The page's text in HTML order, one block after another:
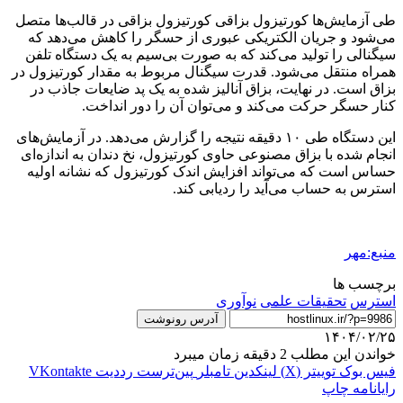
طی آزمایش‌ها کورتیزول بزاقی کورتیزول بزاقی در قالب‌ها متصل
می‌شود و جریان الکتریکی عبوری از حسگر را کاهش می‌دهد که
سیگنالی را تولید می‌کند که به صورت بی‌سیم به یک دستگاه تلفن
همراه منتقل می‌شود. قدرت سیگنال مربوط به مقدار کورتیزول در
بزاق است. در نهایت، بزاق آنالیز شده به یک پد ضایعات جاذب در
کنار حسگر حرکت می‌کند و می‌توان آن را دور انداخت.
این دستگاه طی ۱۰ دقیقه نتیجه را گزارش می‌دهد. در آزمایش‌های
انجام شده با بزاق مصنوعی حاوی کورتیزول، نخ دندان به اندازه‌ای
حساس است که می‌تواند افزایش اندک کورتیزول که نشانه اولیه
استرس به حساب می‌آید را ردیابی کند.
منبع:مهر
برچسب ها
استرس تحقیقات علمی نوآوری
آدرس رونوشت
۱۴۰۴/۰۲/۲۵
خواندن این مطلب 2 دقیقه زمان میبرد
فیس بوک توییتر (X) لینکدین ‫تامبلر ‫پین‌ترست ‫رددیت ‫VKontakte
رایانامه چاپ